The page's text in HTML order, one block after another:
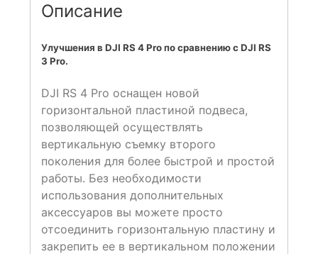
Описание
Улучшения в DJI RS 4 Pro по сравнению с DJI RS
3 Pro.
DJI RS 4 Pro оснащен новой
горизонтальной пластиной подвеса,
позволяющей осуществлять
вертикальную съемку второго
поколения для более быстрой и простой
работы. Без необходимости
использования дополнительных
аксессуаров вы можете просто
отсоединить горизонтальную пластину и
закрепить ее в вертикальном положении